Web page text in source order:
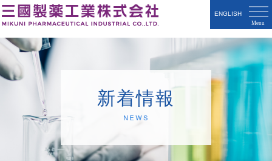
ENGLISH
新着情報
News